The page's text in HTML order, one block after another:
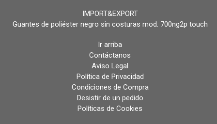
IMPORT&EXPORT
Guantes de poliéster negro sin costuras mod. 700ng2p touch
Ir arriba
Contáctanos
Aviso Legal
Política de Privacidad
Condiciones de Compra
Desistir de un pedido
Políticas de Cookies